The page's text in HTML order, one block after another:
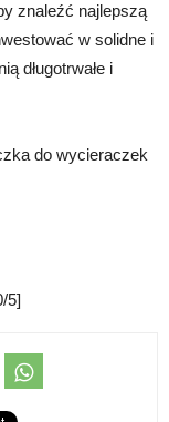
znaleźć najlepszą
w solidne i
długotrwałe i
do wycieraczek
5]